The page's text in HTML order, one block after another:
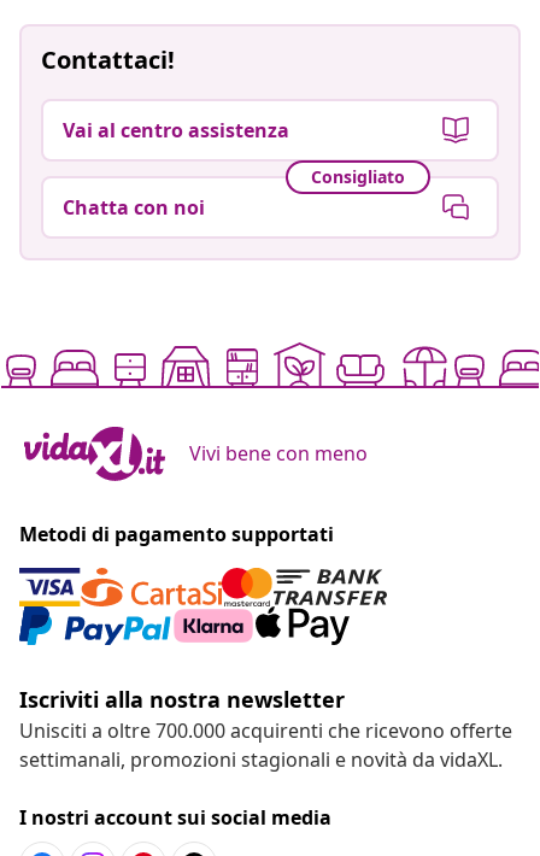
Contattaci!
Vai al centro assistenza
Consigliato
Chatta con noi
Vivi bene con meno
Metodi di pagamento supportati
Iscriviti alla nostra newsletter
Unisciti a oltre 700.000 acquirenti che ricevono offerte
settimanali, promozioni stagionali e novità da vidaXL.
I nostri account sui social media